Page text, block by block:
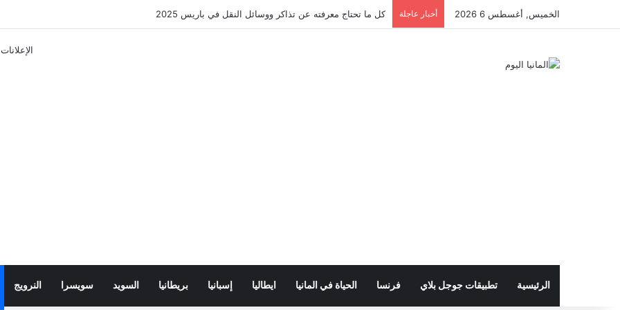
الخميس, أغسطس 6 2026 أخبار عاجلة كل ما تحتاج معرفته عن تذاكر ووسائل النقل في باريس 2025
الإعلانات
الرئيسية تطبيقات جوجل بلاي فرنسا الحياة في المانيا ايطاليا إسبانيا بريطانيا السويد سويسرا النرويج